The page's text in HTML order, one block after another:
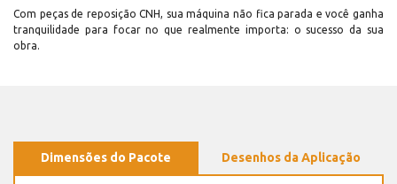
Com peças de reposição CNH, sua máquina não fica parada e você ganha
tranquilidade para focar no que realmente importa: o sucesso da sua
obra.
Dimensões do Pacote Desenhos da Aplicação